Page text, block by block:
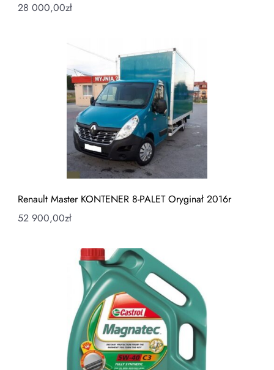
28 000,00zł
Renault Master KONTENER 8-PALET Oryginał 2016r
52 900,00zł